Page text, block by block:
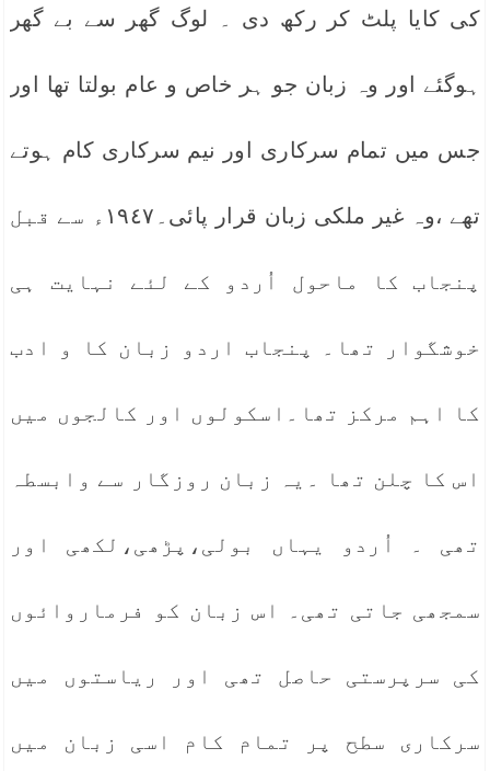
کی کایا پلٹ کر رکھ دی ۔ لوگ گھر سے بے گھر
ہوگئے اور وہ زبان جو ہر خاص و عام بولتا تھا اور
جس میں تمام سرکاری اور نیم سرکاری کام ہوتے
تھے ،وہ غیر ملکی زبان قرار پائی۔١٩٤٧ء سے قبل
پنجاب کا ماحول اُردو کے لئے نہایت ہی
خوشگوار تھا۔ پنجاب اردو زبان کا و ادب
کا اہم مرکز تھا۔اسکولوں اور کالجوں میں
اس کا چلن تھا ۔یہ زبان روزگار سے وابسطہ
تھی ۔ اُردو یہاں بولی،پڑھی،لکھی اور
سمجھی جاتی تھی۔ اس زبان کو فرماروائوں
کی سرپرستی حاصل تھی اور ریاستوں میں
سرکاری سطح پر تمام کام اسی زبان میں